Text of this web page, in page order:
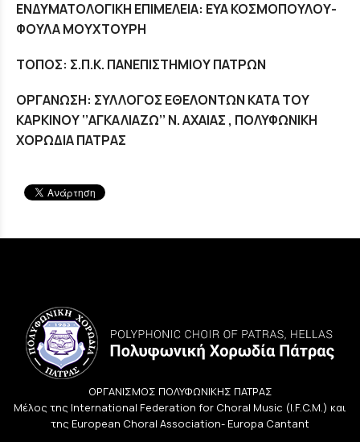
ΕΝΔΥΜΑΤΟΛΟΓΙΚΗ ΕΠΙΜΕΛΕΙΑ: ΕΥΑ ΚΟΣΜΟΠΟΥΛΟΥ-
ΦΟΥΛΑ ΜΟΥΧΤΟΥΡΗ
ΤΟΠΟΣ: Σ.Π.Κ. ΠΑΝΕΠΙΣΤΗΜΙΟΥ ΠΑΤΡΩΝ
ΟΡΓΑΝΩΣΗ: ΣΥΛΛΟΓΟΣ ΕΘΕΛΟΝΤΩΝ ΚΑΤΑ ΤΟΥ
ΚΑΡΚΙΝΟΥ ‘’ΑΓΚΑΛΙΑΖΩ’’ Ν. ΑΧΑΙΑΣ , ΠΟΛΥΦΩΝΙΚΗ
ΧΟΡΩΔΙΑ ΠΑΤΡΑΣ
ΟΡΓΑΝΙΣΜΟΣ ΠΟΛΥΦΩΝΙΚΗΣ ΠΑΤΡΑΣ
Μέλος της International Federation for Choral Music (I.F.C.M.) και
της European Choral Association- Europa Cantant